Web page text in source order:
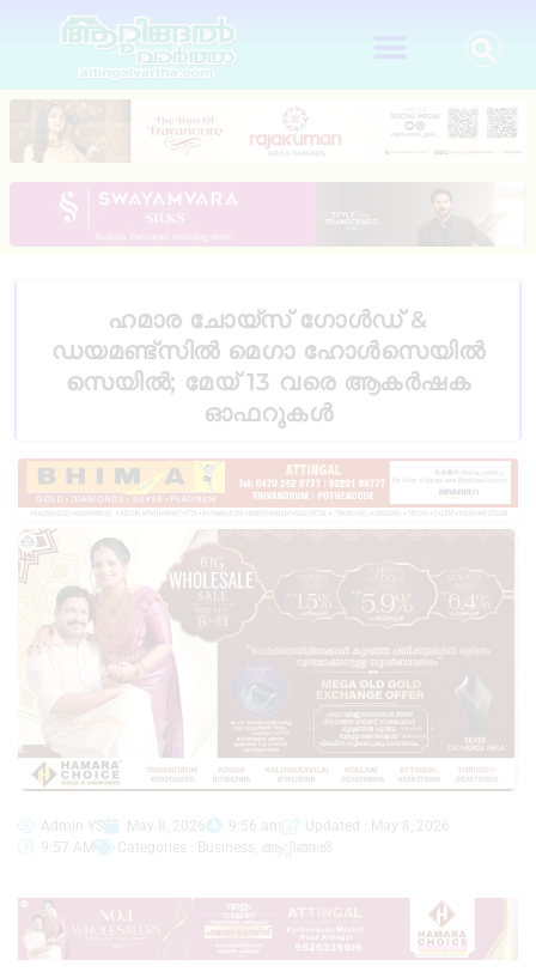
ഹമാര ചോയ്സ് ഗോൾഡ് &
ഡയമണ്ട്സിൽ മെഗാ ഹോൾസെയിൽ
സെയിൽ; മേയ് 13 വരെ ആകർഷക
ഓഫറുകൾ
Admin YS May 8, 2026 9:56 am
Updated : May 8, 2026
9:57 AM
Categories : Business ആറ്റിങ്ങൽ